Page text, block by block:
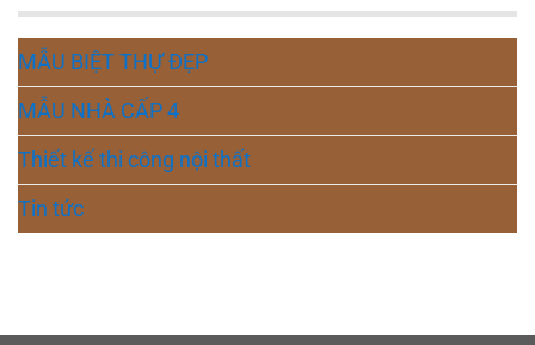
MẪU BIỆT THỰ ĐẸP
MẪU NHÀ CẤP 4
Thiết kế thi công nội thất
Tin tức